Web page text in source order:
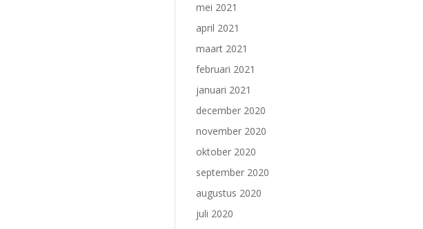
mei 2021
april 2021
maart 2021
februari 2021
januari 2021
december 2020
november 2020
oktober 2020
september 2020
augustus 2020
juli 2020